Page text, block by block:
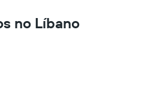
no Líbano